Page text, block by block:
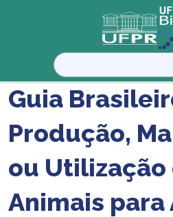
Pesquisar
por:
Guia
Produção,
ou Utilização
Animais